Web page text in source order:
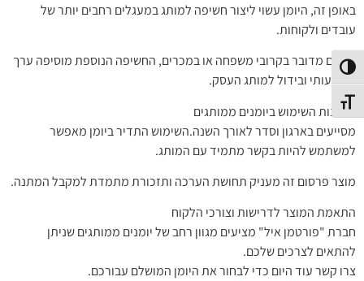
הפעל/כבה ניגודיות גבוהה
מתג גודל גופן
באופן זה, היומן עשוי ליצור חשיפה למותג במעגלים רחבים יותר של
עובדים ולקוחות.
בין אם מדובר בקרובי משפחה או במכרים, החשיפה הנוספת מוסיפה ערך
משמעותי ובידול למותג העסק.
יתרונות השימוש ביומנים ממותגים
מסייעים בארגון וסדר לאורך השנה.השימוש התדיר ביומן מאפשר
למשתמש להיות בקשר מתמיד עם המותג.
מוצר פרסום זה מעניק תחושת הערכה ותזכורת מתמדת למקבל המתנה.
התאמת המוצר לדרישות וצורכי הלקוח
חברת "פורטמן איל" מציעים מגוון רחב של יומנים ממותגים שניתן
להתאים לצרכים שלכם.
צרו קשר עוד היום כדי לבחור את היומן המושלם עבורכם.